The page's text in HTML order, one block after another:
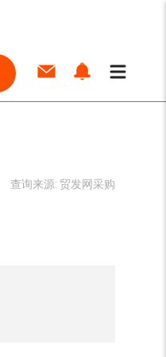
查询来源: 贸发网采购